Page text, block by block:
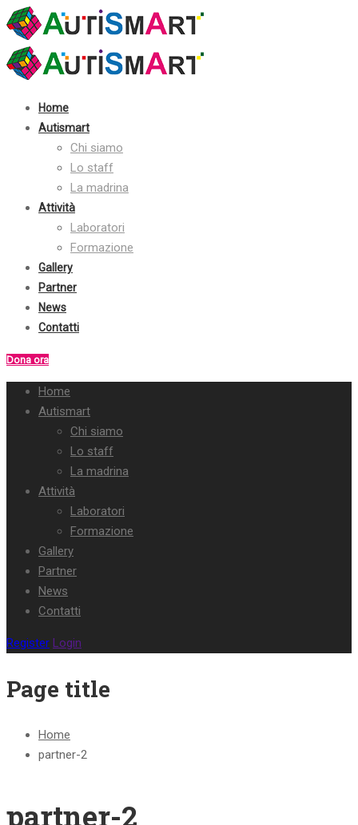
Home
Autismart
Chi siamo
Lo staff
La madrina
Attività
Laboratori
Formazione
Gallery
Partner
News
Contatti
Dona ora
Home
Autismart
Chi siamo
Lo staff
La madrina
Attività
Laboratori
Formazione
Gallery
Partner
News
Contatti
Register Login
Page title
Home
partner-2
partner-2